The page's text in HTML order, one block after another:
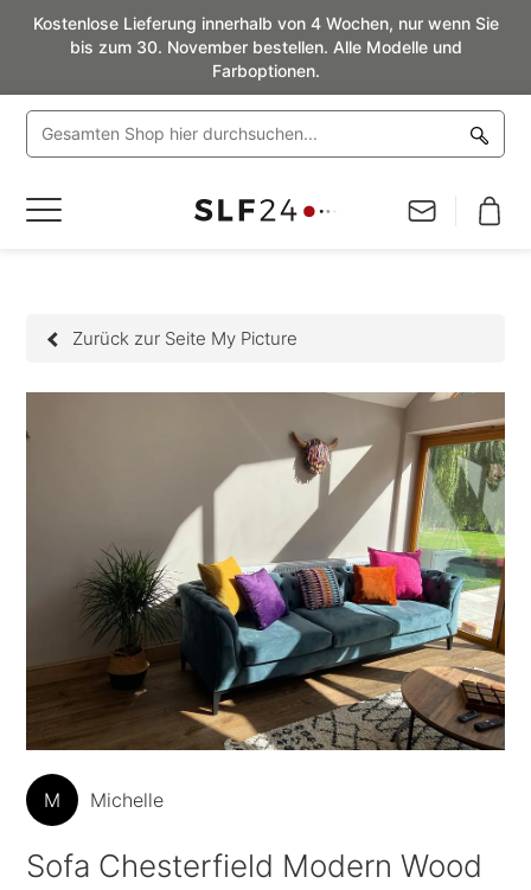
Kostenlose Lieferung innerhalb von 4 Wochen, nur wenn Sie
bis zum 30. November bestellen. Alle Modelle und
Farboptionen.
Navigation
Zurück zur Seite My Picture
M Michelle
Sofa Chesterfield Modern Wood